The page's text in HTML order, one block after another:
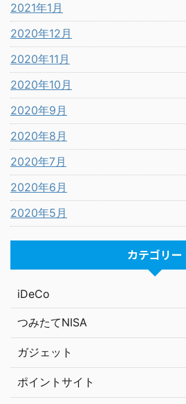
2021年1月
2020年12月
2020年11月
2020年10月
2020年9月
2020年8月
2020年7月
2020年6月
2020年5月
カテゴリー
iDeCo
つみたてNISA
ガジェット
ポイントサイト